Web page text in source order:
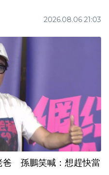
2026.08.06 21:03
爸 孫鵬笑喊：想趕快當